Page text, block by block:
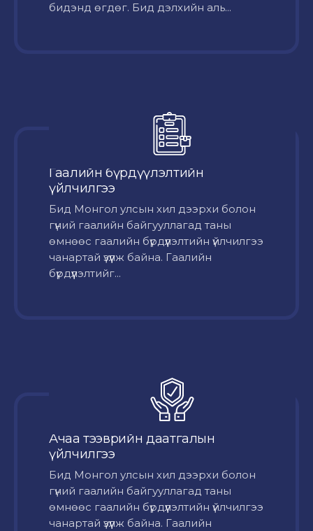
бидэнд өгдөг. Бид дэлхийн аль...
Гаалийн бүрдүүлэлтийн
үйлчилгээ
Бид Монгол улсын хил дээрхи болон
гүний гаалийн байгууллагад таны
өмнөөс гаалийн бүрдүүлэлтийн үйлчилгээ
чанартай үзүүлж байна. Гаалийн
бүрдүүлэлтийг...
Ачаа тээврийн даатгалын
үйлчилгээ
Бид Монгол улсын хил дээрхи болон
гүний гаалийн байгууллагад таны
өмнөөс гаалийн бүрдүүлэлтийн үйлчилгээ
чанартай үзүүлж байна. Гаалийн